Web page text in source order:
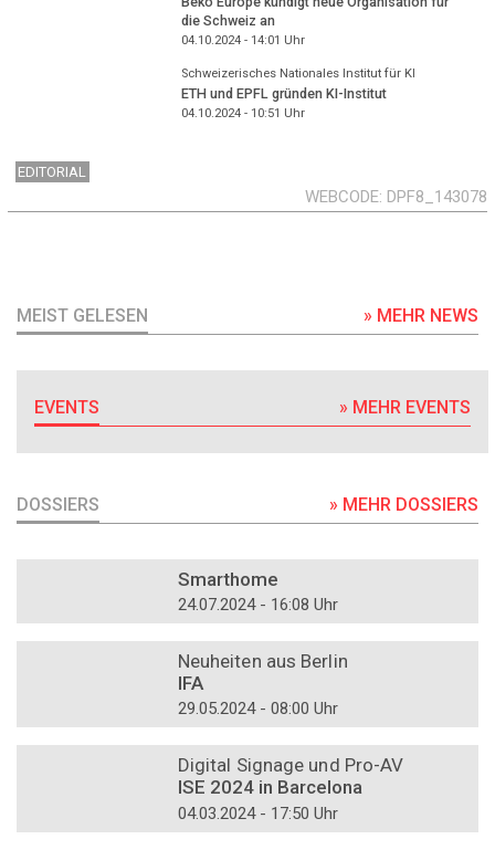
die Schweiz an
04.10.2024 - 14:01 Uhr
Schweizerisches Nationales Institut für KI
ETH und EPFL gründen KI-Institut
04.10.2024 - 10:51 Uhr
EDITORIAL
WEBCODE DPF8_143078
MEIST GELESEN » MEHR NEWS
EVENTS » MEHR EVENTS
DOSSIERS » MEHR DOSSIERS
Smarthome
24.07.2024 - 16:08 Uhr
Neuheiten aus Berlin
IFA
29.05.2024 - 08:00 Uhr
Digital Signage und Pro-AV
ISE 2024 in Barcelona
04.03.2024 - 17:50 Uhr